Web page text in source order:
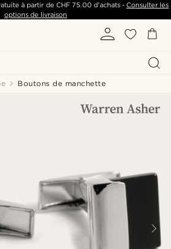
à partir de CHF 75.00d'achats -Consulter les
options de livraison
Boutons de manchette